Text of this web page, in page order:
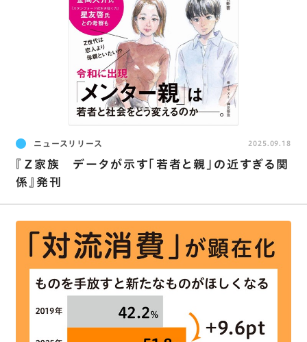
ニュースリリース
『Ｚ家族 データが示す「若者と親」の近すぎる関
係』発刊
2025.09.18